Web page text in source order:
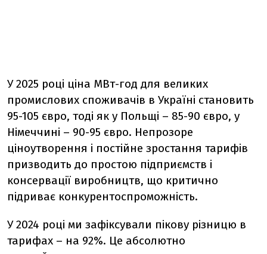
У 2025 році ціна МВт-год для великих
промислових споживачів в Україні становить
95-105 євро, тоді як у Польщі – 85-90 євро, у
Німеччині – 90-95 євро. Непрозоре
ціноутворення і постійне зростання тарифів
призводить до простою підприємств і
консервації виробництв, що критично
підриває конкурентоспроможність.
У 2024 році ми зафіксували пікову різницю в
тарифах – на 92%. Це абсолютно